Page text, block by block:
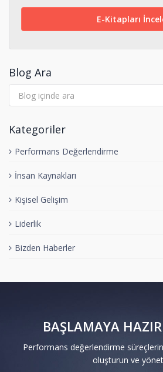
E-Kitapları
Blog Ara
Kategoriler
Performans Değerlendirme
İnsan Kaynakları
Kişisel Gelişim
Liderlik
Bizden Haberler
BAŞLAMAYA
Performans değerlendirme
oluşturun ve